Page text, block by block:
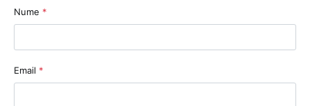
Nume *
Email *